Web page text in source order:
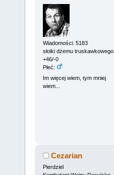
Wiadomości: 5183
słoiki dżemu truskawkowego
+46/-0
Płeć:
Im więcej wiem, tym mniej
wiem...
Cezarian
Pierdziel